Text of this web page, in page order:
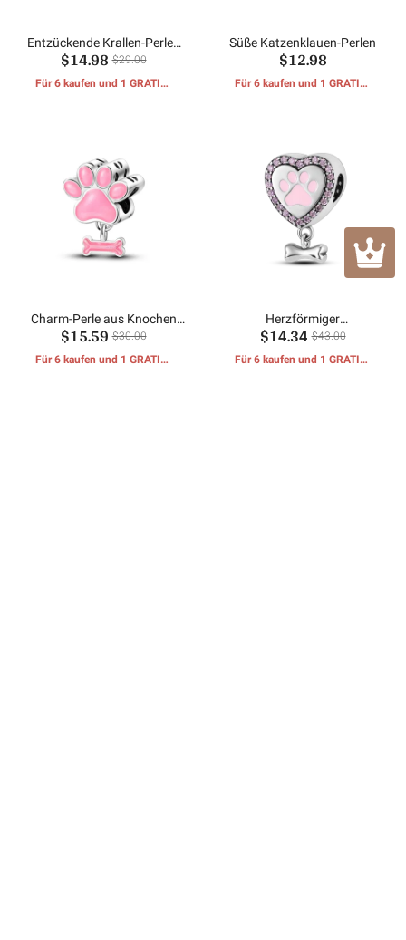
Entzückende Krallen-Perlen
der unendlichen Liebe
$14.98 $29.00
Für 6 kaufen und 1 GRATIS-
Süße Katzenklauen-Perlen
$12.98
Für 6 kaufen und 1 GRATIS-
Charm-Perle aus Knochen
mit Krallenprägung
$15.59 $30.00
Für 6 kaufen und 1 GRATIS-
Herzförmiger
Klauenknochenbaum
$14.34 $43.00
Für 6 kaufen und 1 GRATIS-